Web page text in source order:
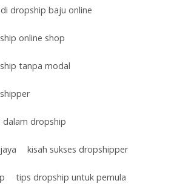
dropship baju online
online shop
tanpa modal
dalam dropship
kisah sukses dropshipper
tips dropship untuk pemula